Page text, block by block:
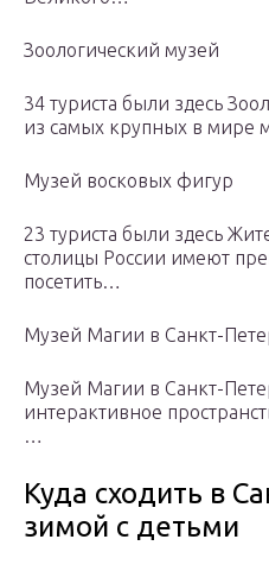
Зоологический музей
34 туристa были здесь
из самых крупных в мире
Музей восковых фигур
23 туристa были здесь
столицы России имеют
посетить…
Музей Магии в Санкт-
Музей Магии в Санкт-
интерактивное
…
Куда сходить в
зимой с детьми